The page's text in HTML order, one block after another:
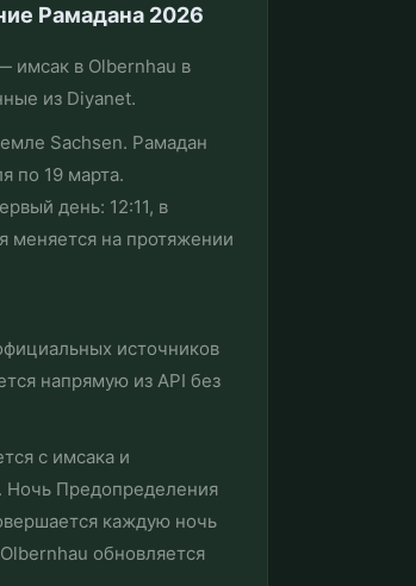
Рамадана 2026
имсак в Olbernhau в
из Diyanet.
Sachsen. Рамадан
по 19 марта.
день: 12:11, в
меняется на протяжении
источников
напрямую из API без
с имсака и
Ночь Предопределения
каждую ночь
обновляется